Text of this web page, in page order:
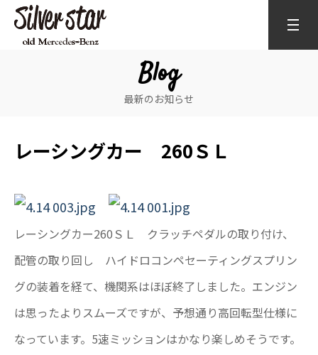
Blog
最新のお知らせ
レーシングカー 260ＳＬ
レーシングカー260ＳＬ クラッチペダルの取り付け、
配管の取り回し ハイドロコンペセーティングスプリン
グの装着を経て、機関系はほぼ終了しました。エンジン
は思ったよりスムーズですが、予想通り高回転型仕様に
なっています。5速ミッションはかなり楽しめそうです。